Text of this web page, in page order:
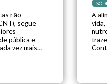
não
segue
pública e
vez mais
A